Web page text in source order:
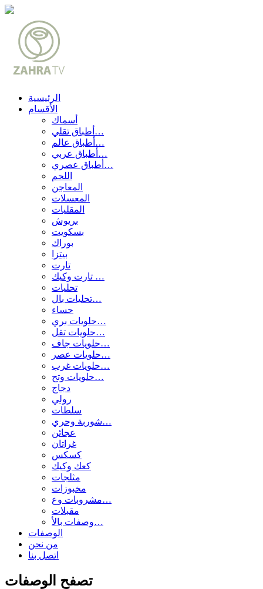
الرئيسية
الأقسام
أسماك
أطباق تقلي…
أطباق عالم…
أطباق عربي…
أطباق عصري…
اللحم
المعاجن
المعسلات
المقليات
بريوش
بسكويت
بوراك
بيتزا
تارت
تارت وكيك …
تحليات
تحليات بال…
حساء
حلويات بري…
حلويات تقل…
حلويات جاف…
حلويات عصر…
حلويات غرب…
حلويات وتح…
دجاج
رولي
سلطات
شوربة وحري…
عجائن
غراتان
كسكس
كعك وكيك
مثلجات
مخبوزات
مشروبات وع…
مقبلات
وصفات بالأ…
الوصفات
من نحن
اتصل بنا
تصفح الوصفات